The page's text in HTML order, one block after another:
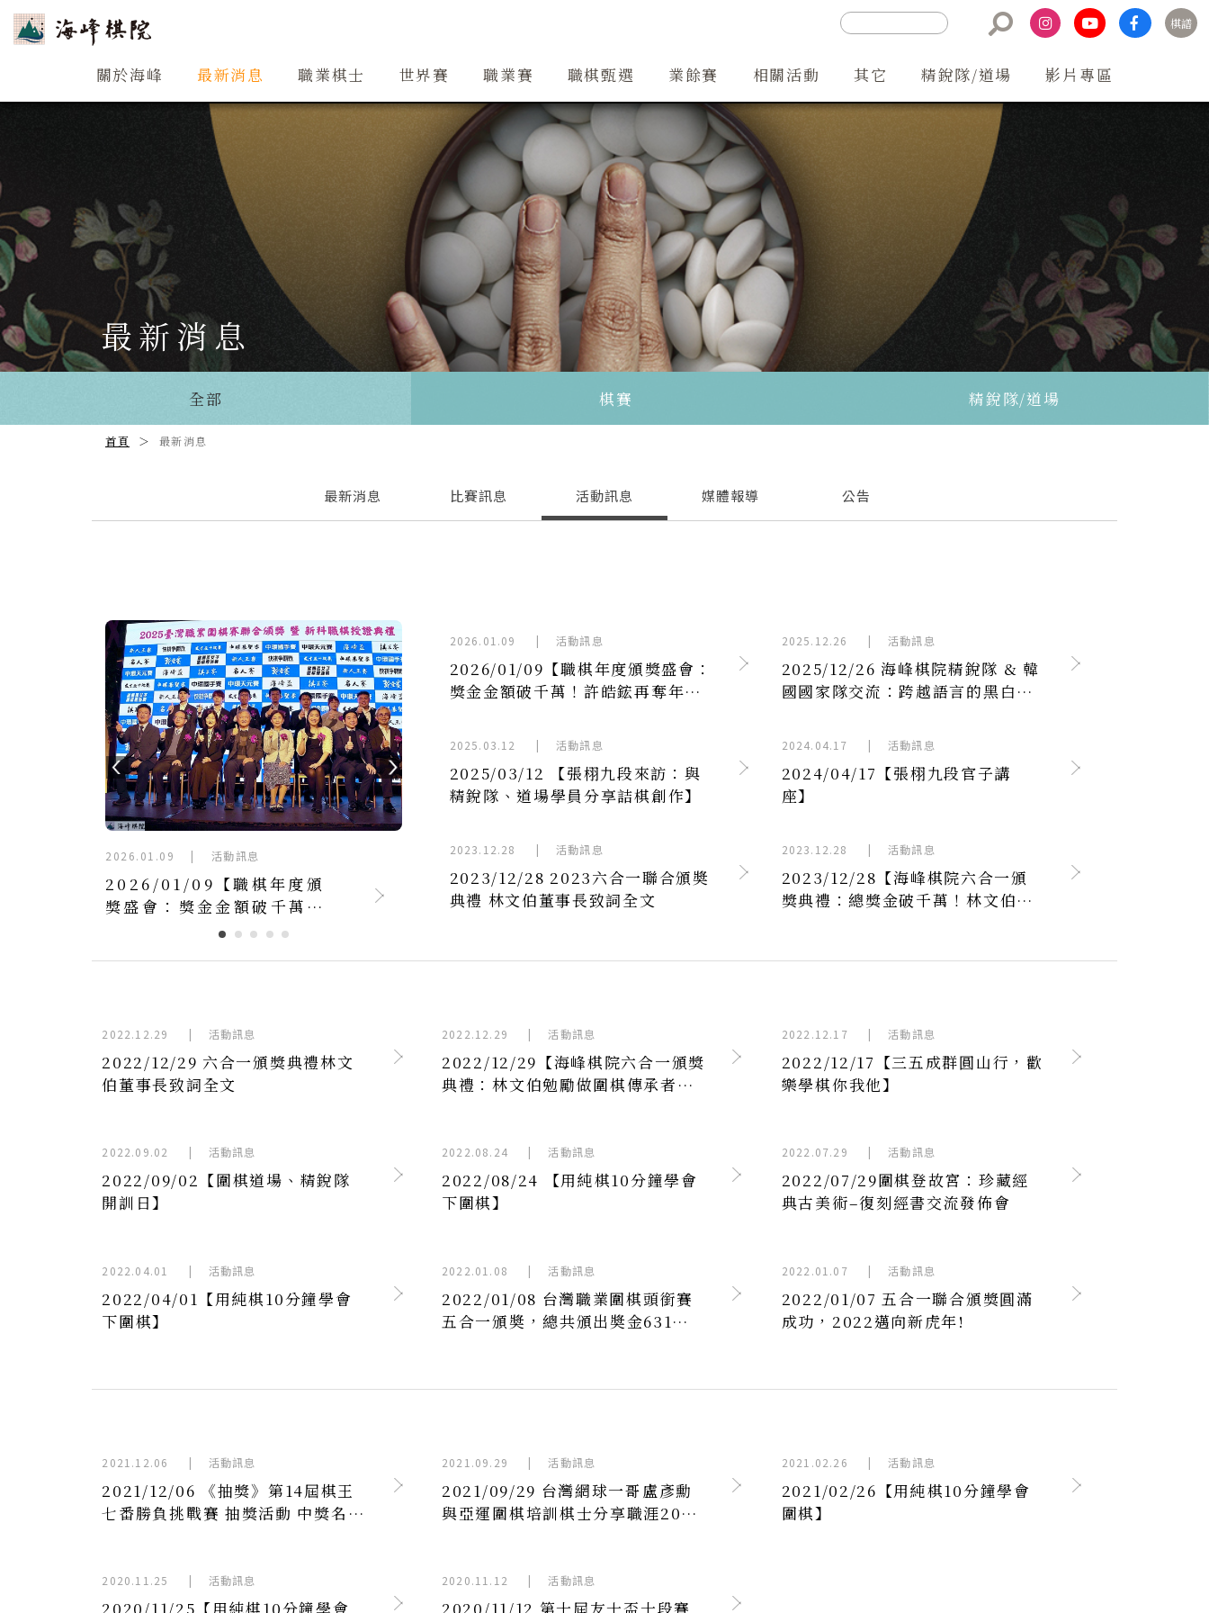
棋譜
關於海峰 最新消息 職業棋士 世界賽 職業賽 職棋甄選 業餘賽 相關活動 其它 精銳隊/道場 影片專區
關於海峰 創辦人簡介 大事紀 行事曆 聯絡方式
精銳隊 道場 精銳隊交流
最新消息
全部 棋賽 精銳隊/道場
首頁 最新消息
最新消息 比賽訊息 活動訊息 媒體報導 公告
2025.12.26 活動訊息
2025/12/26 海峰棋院精銳
隊 & 韓國國家隊交流：跨越
語言的黑白對話
Previous Next
2026.01.09 | 活動訊息
2026/01/09【職棋年度頒獎盛會：
獎金金額破千萬！許皓鋐再奪年度
2025.12.26 | 活動訊息
2025/12/26 海峰棋院精銳隊 & 韓
國國家隊交流：跨越語言的黑白對
2025.03.12 | 活動訊息
2025/03/12 【張栩九段來訪：與
精銳隊、道場學員分享詰棋創作】
2024.04.17 | 活動訊息
2024/04/17【張栩九段官子講
座】
2023.12.28 | 活動訊息
2023/12/28 2023六合一聯合頒奬
典禮 林文伯董事長致詞全文
2023.12.28 | 活動訊息
2023/12/28​​​​​​​【海峰棋院六合一頒
獎典禮：總獎金破千萬！林文伯勉
2022.12.29 | 活動訊息
2022/12/29 六合一頒獎典禮林文
伯董事長致詞全文
2022.12.29 | 活動訊息
2022/12/29【海峰棋院六合一頒獎
典禮：林文伯勉勵做圍棋傳承者、
2022.12.17 | 活動訊息
2022/12/17【三五成群圓山行，歡
樂學棋你我他】
2022.09.02 | 活動訊息
2022/09/02【圍棋道場、精銳隊
開訓日】
2022.08.24 | 活動訊息
2022/08/24 【用純棋10分鐘學會
下圍棋】
2022.07.29 | 活動訊息
2022/07/29圍棋登故宮：珍藏經
典古美術–復刻經書交流發佈會
2022.04.01 | 活動訊息
2022/04/01【用純棋10分鐘學會
下圍棋】
2022.01.08 | 活動訊息
2022/01/08 台灣職業圍棋頭銜賽
五合一頒奬，總共頒出奬金631
2022.01.07 | 活動訊息
2022/01/07 五合一聯合頒獎圓滿
成功，2022邁向新虎年!
2021.12.06 | 活動訊息
2021/12/06 《抽獎》第14屆棋王
七番勝負挑戰賽 抽獎活動 中獎名單
2021.09.29 | 活動訊息
2021/09/29 台灣網球一哥盧彥勳
與亞運圍棋培訓棋士分享職涯20年
2021.02.26 | 活動訊息
2021/02/26【用純棋10分鐘學會
圍棋】
2020.11.25 | 活動訊息
2020/11/25【用純棋10分鐘學會
2020.11.12 | 活動訊息
2020/11/12 第十屆友士盃十段賽